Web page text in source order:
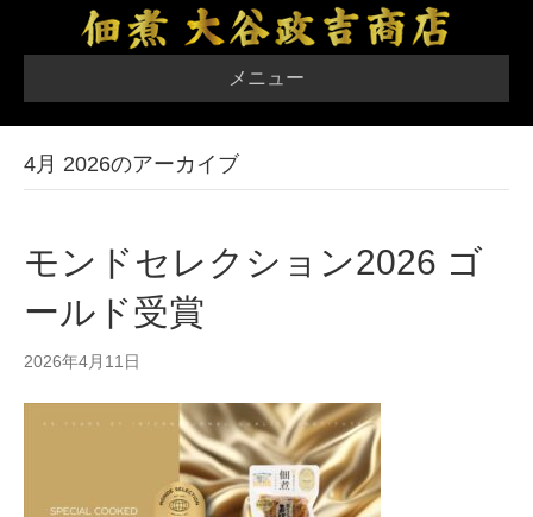
メニュー
4月 2026のアーカイブ
モンドセレクション2026 ゴ
ールド受賞
2026年4月11日